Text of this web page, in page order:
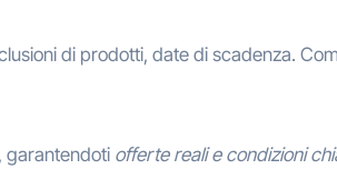
di prodotti, date di scadenza.
garantendoti offerte reali e condizioni